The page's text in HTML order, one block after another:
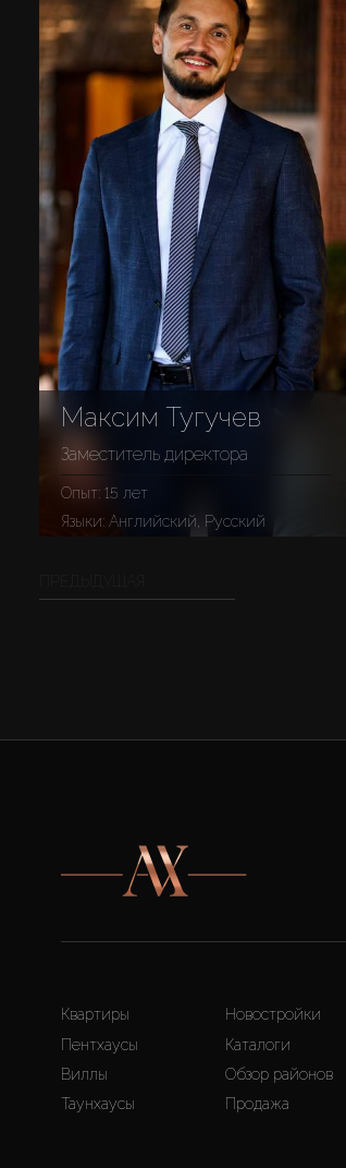
Максим Тугучев
Заместитель директора
Опыт: 15 лет
Языки: Английский, Русский
Квартиры
Пентхаусы
Виллы
Таунхаусы
Новостройки
Каталоги
Обзор районов
Продажа